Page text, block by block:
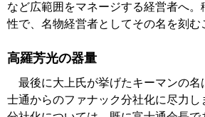
など広範囲をマネージする経営者へ。
性で、名物経営者としてその名を刻む
高羅芳光の器量
最後に大上氏が挙げたキーマンの名
士通からのファナック分社化に尽力し